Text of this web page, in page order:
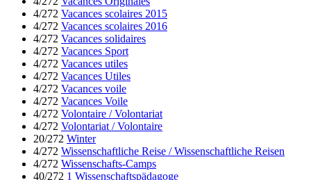
4/272 Vacances scolaires 2015
4/272 Vacances scolaires 2016
4/272 Vacances solidaires
4/272 Vacances Sport
4/272 Vacances utiles
4/272 Vacances Utiles
4/272 Vacances voile
4/272 Vacances Voile
4/272 Volontaire / Volontariat
4/272 Volontariat / Volontaire
20/272 Winter
4/272 Wissenschaftliche Reise / Wissenschaftliche Reisen
4/272 Wissenschafts-Camps
40/272 1 Wissenschaftspädagoge